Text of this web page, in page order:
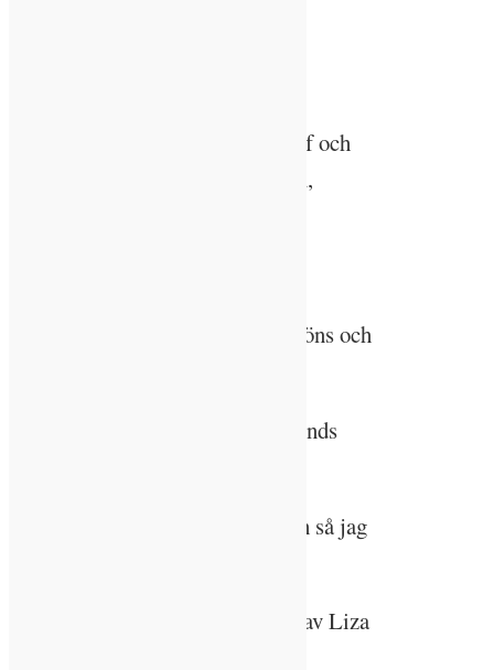
Gör: Verksamhetsutvecklingschef och
hållbarhetsstrateg på Kalmarhem,
Familj: Man, två barn och katt, höns och
Utbildning: PA-grogrammet i Lunds
Favoritträd: Jag älskar hösten och så jag
Senast lästa bok: Imperiets barn av Liza